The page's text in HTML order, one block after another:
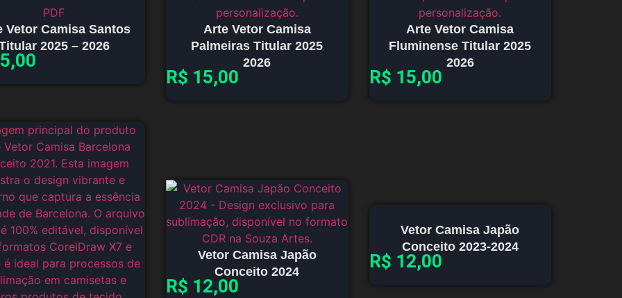
Vetor Camisa Santos
2025 – 2026
Arte Vetor Camisa
Palmeiras Titular 2025
2026
R$ 15,00
Arte Vetor Camisa
Fluminense Titular 2025
2026
R$ 15,00
Vetor Camisa Japão
Conceito 2024
R$ 12,00
Vetor Camisa Japão
Conceito 2023-2024
R$ 12,00